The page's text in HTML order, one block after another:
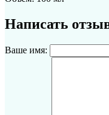
Написать
Ваше имя: